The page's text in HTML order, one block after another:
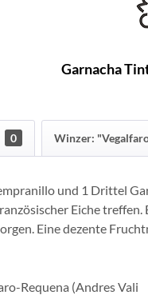
Garnacha
0 Winzer:
und 1 Drittel
Eiche
Eine dezente
Requena (Andres Vali